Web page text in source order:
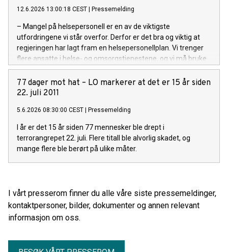
12.6.2026 13:00:18 CEST Pressemelding
– Mangel på helsepersonell er en av de viktigste
utfordringene vi står overfor. Derfor er det bra og viktig at
regjeringen har lagt fram en helsepersonellplan. Vi trenger
flere ansatte i helse- og omsorgstjenestene, og vi må bruke
arbeidskraften bedre, sier LO-sekretær Odd Haldgeir Larsen.
77 dager mot hat – LO markerer at det er 15 år siden
22. juli 2011
5.6.2026 08:30:00 CEST Pressemelding
I år er det 15 år siden 77 mennesker ble drept i
terrorangrepet 22. juli. Flere titall ble alvorlig skadet, og
mange flere ble berørt på ulike måter.
I vårt presserom finner du alle våre siste pressemeldinger,
kontaktpersoner, bilder, dokumenter og annen relevant
informasjon om oss.